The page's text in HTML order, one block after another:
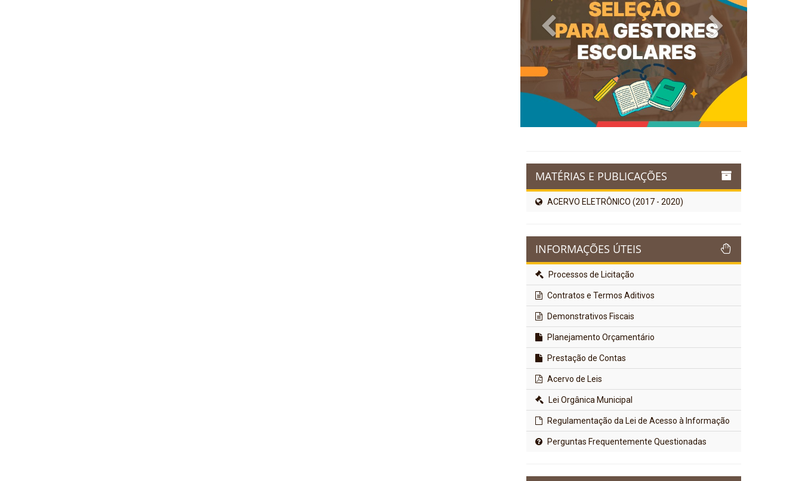
Previous Next
MATÉRIAS E PUBLICAÇÕES
ACERVO ELETRÔNICO (2017 - 2020)
INFORMAÇÕES ÚTEIS
Processos de Licitação
Contratos e Termos Aditivos
Demonstrativos Fiscais
Planejamento Orçamentário
Prestação de Contas
Acervo de Leis
Lei Orgânica Municipal
Regulamentação da Lei de Acesso à Informação
Perguntas Frequentemente Questionadas